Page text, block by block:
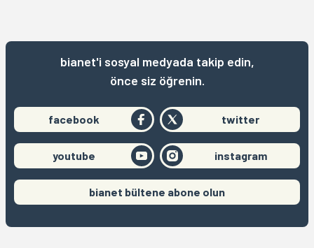
bianet'i sosyal medyada takip edin,
önce siz öğrenin.
facebook twitter
youtube instagram
bianet bültene abone olun